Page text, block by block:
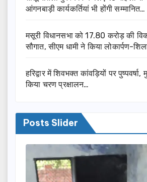
आंगनबाड़ी कार्यकर्तियां भी होंगी सम्मानित…
मसूरी विधानसभा को 17.80 करोड़ की
सौगात, सीएम धामी ने किया लोकार्पण-
हरिद्वार में शिवभक्त कांवड़ियों पर पुष्पवर्षा,
किया चरण प्रक्षालन…
Posts Slider